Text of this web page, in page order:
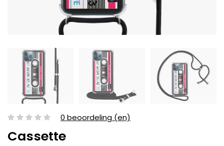
0 beoordeling (en)
Cassette